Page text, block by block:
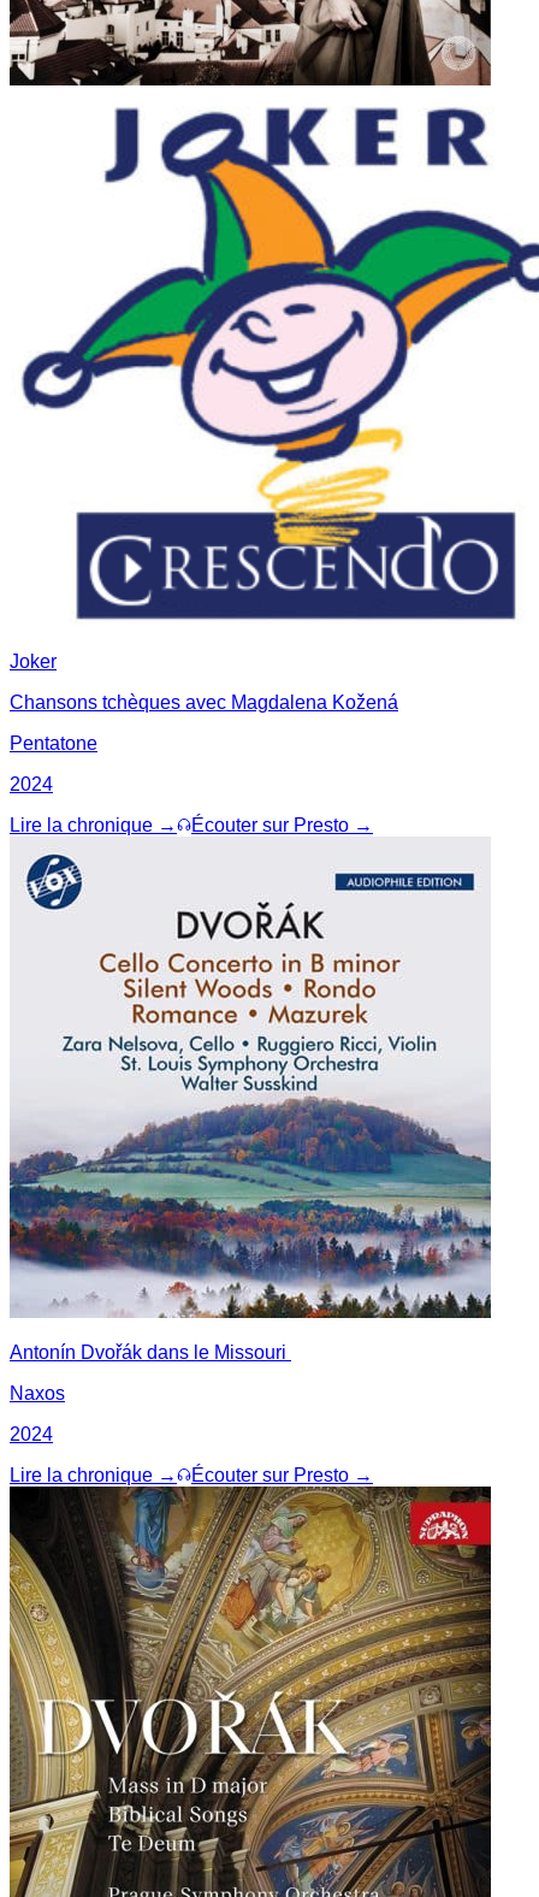
Joker
Chansons tchèques avec Magdalena Kožená
Pentatone
2024
Lire la chronique →
Écouter sur Presto →
Antonín Dvořák dans le Missouri
Naxos
2024
Lire la chronique →
Écouter sur Presto →